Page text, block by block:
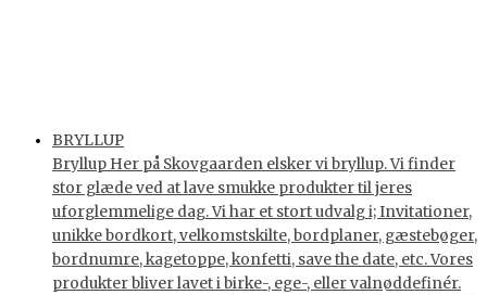
BRYLLUP
Bryllup Her på Skovgaarden elsker vi bryllup. Vi finder
stor glæde ved at lave smukke produkter til jeres
uforglemmelige dag. Vi har et stort udvalg i; Invitationer,
unikke bordkort, velkomstskilte, bordplaner, gæstebøger,
bordnumre, kagetoppe, konfetti, save the date, etc. Vores
produkter bliver lavet i birke-, ege-, eller valnøddefinér.